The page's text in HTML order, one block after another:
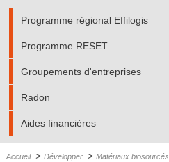
Programme régional Effilogis
Programme RESET
Groupements d'entreprises
Radon
Aides financières
Accueil > Développer > Matériaux biosourcés